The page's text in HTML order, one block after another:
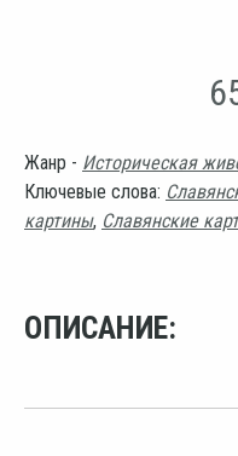
Жанр - Историческая
Ключевые слова:
картины, Славянские
ОПИСАНИЕ: